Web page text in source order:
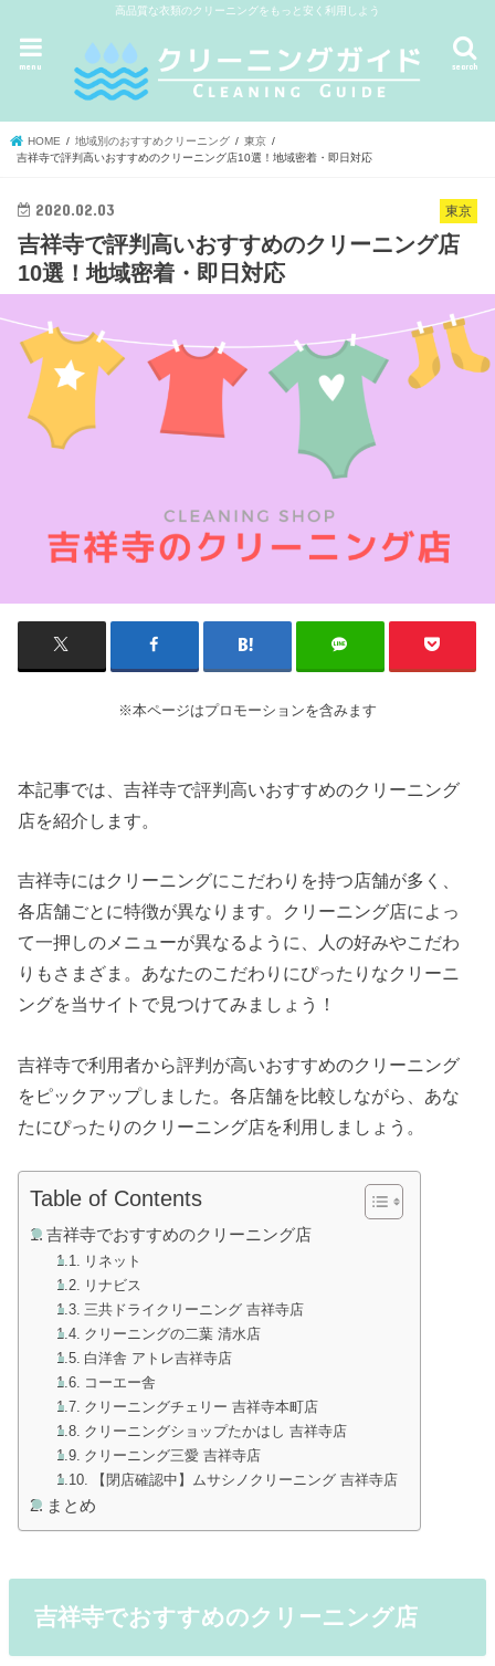
高品質な衣類のクリーニングをもっと安く利用しよう
search
menu
HOME 地域別のおすすめクリーニング
東京
吉祥寺で評判高いおすすめのクリーニング店10選！地域密着・即日対応
東京
2020.02.03
吉祥寺で評判高いおすすめのクリーニング店
10選！地域密着・即日対応
※本ページはプロモーションを含みます
本記事では、吉祥寺で評判高いおすすめのクリーニング
店を紹介します。
吉祥寺にはクリーニングにこだわりを持つ店舗が多く、
各店舗ごとに特徴が異なります。クリーニング店によっ
て一押しのメニューが異なるように、人の好みやこだわ
りもさまざま。あなたのこだわりにぴったりなクリーニ
ングを当サイトで見つけてみましょう！
吉祥寺で利用者から評判が高いおすすめのクリーニング
をピックアップしました。各店舗を比較しながら、あな
たにぴったりのクリーニング店を利用しましょう。
Table of Contents
吉祥寺でおすすめのクリーニング店
リネット
リナビス
三共ドライクリーニング 吉祥寺店
クリーニングの二葉 清水店
白洋舎 アトレ吉祥寺店
コーエー舎
クリーニングチェリー 吉祥寺本町店
クリーニングショップたかはし 吉祥寺店
クリーニング三愛 吉祥寺店
【閉店確認中】ムサシノクリーニング 吉祥寺店
まとめ
吉祥寺でおすすめのクリーニング店